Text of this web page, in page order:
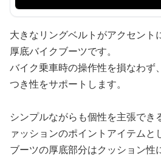
大きなリングベルトがアクセント
厚底バイクブーツです。
バイク乗車時の操作性を損なわず
つき性をサポートします。
シンプルながらも個性を主張でき
ァッションのポイントアイテムと
ブーツの厚底部分はクッション性